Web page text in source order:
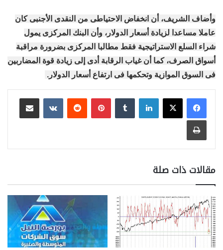
وأضاف الشريف، أن انخفاض الاحتياطى من النقدى الأجنبى كان
عاملا مساعدا لزيادة أسعار الدولار، وأن البنك المركزى يمول
شراء السلع الاستراتيجية فقط مطالبا المركزى بضرورة مراقبة
أسواق الصرف، كما أن غياب الرقابة أدى إلى زيادة قوة المضاربين
فى السوق الموازية وتحكمها فى ارتفاع أسعار الدولار.
لينكدإن بينتيريست
مشاركة عبر البريد
طباعة
مقالات ذات صلة